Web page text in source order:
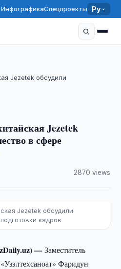
ИнфографикаСпецпроекты Ру
Jezetek обсудили
Jezetek
в сфере
2870 views
Jezetek обсудили
кадров
—Заместитель
Фаридун